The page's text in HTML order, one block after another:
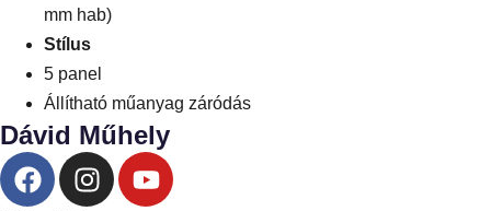
mm hab)
Stílus
5 panel
Állítható műanyag záródás
Dávid Műhely